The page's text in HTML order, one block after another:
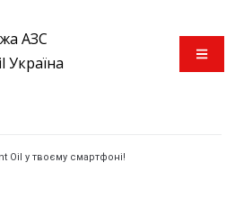
АЗС
Україна
Oil у твоєму смартфоні!